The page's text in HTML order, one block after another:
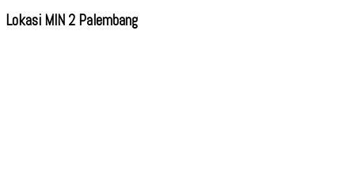
Lokasi MIN 2 Palembang